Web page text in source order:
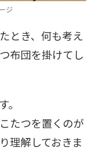
ジ
とき、何も考え
布団を掛けてし
たつを置くのが
理解しておきま